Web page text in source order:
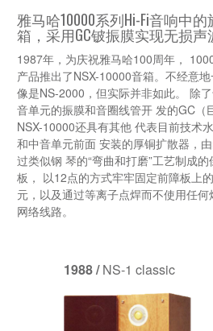
雅马哈10000系列Hi-Fi音响中
箱，采用GC铍振膜实现无损声
1987年，为庆祝雅马哈100周年，
产品推出了NSX-10000音箱。不经意
像是NS-2000，但实际并非如此。 除
音单元的振膜和音圈线管开 发的GC（
NSX-10000还具有其他 代表目前技术
和中音单元前面 安装的厚铜扩散器，
过类似钢 琴的“弯曲和打磨”工艺制成
板， 以12点的方式牢牢固定前障板上
元，以及通过等离子点焊而不使用任
网络线路。
1988 /NS-1 classic